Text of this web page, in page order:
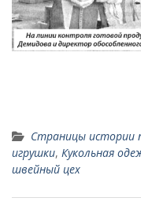
Страницы истории
игрушки, Кукольная
швейный цех